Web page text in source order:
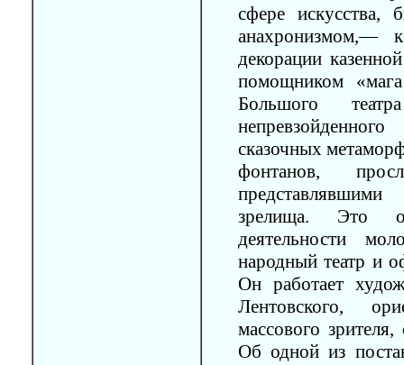
сфере
анахронизмом,—
декорации
помощником
Большого
сказочных
фонтанов,
зрелища. Это
деятельности
народный театр и
Он работает
Лентовского,
массового
Об одной из